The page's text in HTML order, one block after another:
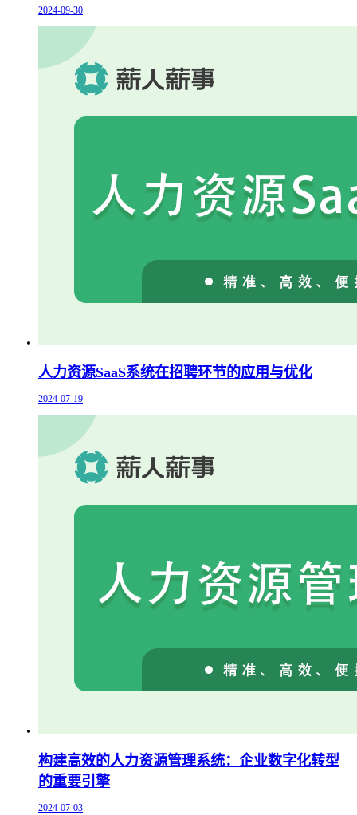
2024-09-30
人力资源SaaS系统在招聘环节的应用与优化
2024-07-19
构建高效的人力资源管理系统：企业数字化转型
的重要引擎
2024-07-03